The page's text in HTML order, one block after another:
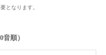
となります。
順）